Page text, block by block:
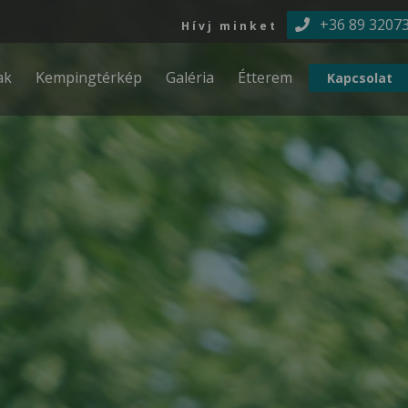
Ugrás a tartalomra
Hívj minket +36 89
Kempingtérkép Galéria Étterem Kapcsolat